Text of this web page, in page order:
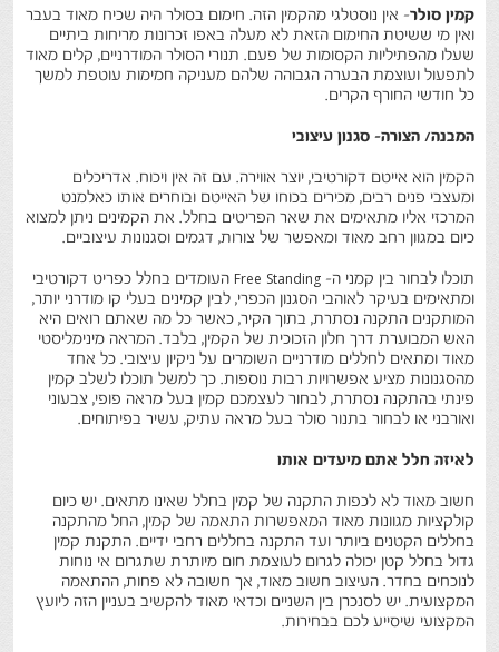
קמין סולר- אין נוסטלגי מהקמין הזה. חימום בסולר היה שכיח מאוד בעבר
ואין מי ששיטת החימום הזאת לא מעלה באפו זכרונות מריחות ביתיים
שעלו מהפתיליות הקסומות של פעם. תנורי הסולר המודרניים, קלים מאוד
לתפעול ועוצמת הבערה הגבוהה שלהם מעניקה חמימות עוטפת למשך
כל חודשי החורף הקרים.
המבנה/ הצורה- סגנון עיצובי
הקמין הוא אייטם דקורטיבי, יוצר אווירה. עם זה אין ויכוח. אדריכלים
ומעצבי פנים רבים, מכירים בכוחו של האייטם ובוחרים אותו כאלמנט
המרכזי אליו מתאימים את שאר הפריטים בחלל. את הקמינים ניתן למצוא
כיום במגוון רחב מאוד ומאפשר של צורות, דגמים וסגנונות עיצוביים.
תוכלו לבחור בין קמני ה- Free Standing העומדים בחלל כפריט דקורטיבי
ומתאימים בעיקר לאוהבי הסגנון הכפרי, לבין קמינים בעלי קו מודרני יותר,
המותקנים התקנה נסתרת, בתוך הקיר, כאשר כל מה שאתם רואים היא
האש המבוערת דרך חלון הזכוכית של הקמין, בלבד. המראה מינימליסטי
מאוד ומתאים לחללים מודרניים השומרים על ניקיון עיצובי. כל אחד
מהסגנונות מציע אפשרויות רבות נוספות. כך למשל תוכלו לשלב קמין
פינתי בהתקנה נסתרת, לבחור לעצמכם קמין בעל מראה פופי, צבעוני
ואורבני או לבחור בתנור סולר בעל מראה עתיק, עשיר בפיתוחים.
לאיזה חלל אתם מיעדים אותו
חשוב מאוד לא לכפות התקנה של קמין בחלל שאינו מתאים. יש כיום
קולקציות מגוונות מאוד המאפשרות התאמה של קמין, החל מהתקנה
בחללים הקטנים ביותר ועד התקנה בחללים רחבי ידיים. התקנת קמין
גדול בחלל קטן יכולה לגרום לעוצמת חום מיותרת שתגרום אי נוחות
לנוכחים בחדר. העיצוב חשוב מאוד, אך חשובה לא פחות, ההתאמה
המקצועית. יש לסנכרן בין השניים וכדאי מאוד להקשיב בעניין הזה ליועץ
המקצועי שיסייע לכם בבחירות.